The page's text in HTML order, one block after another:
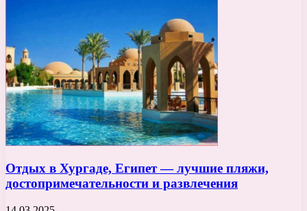
Отдых в Хургаде, Египет — лучшие пляжи,
достопримечательности и развлечения